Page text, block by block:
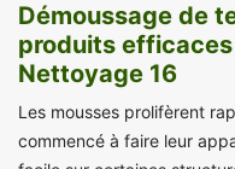
Démoussage de
produits
Nettoyage 16
Les mousses prolifèrent
commencé à faire leur